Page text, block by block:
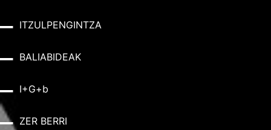
ITZULPENGINTZA
BALIABIDEAK
I+G+b
ZER BERRI